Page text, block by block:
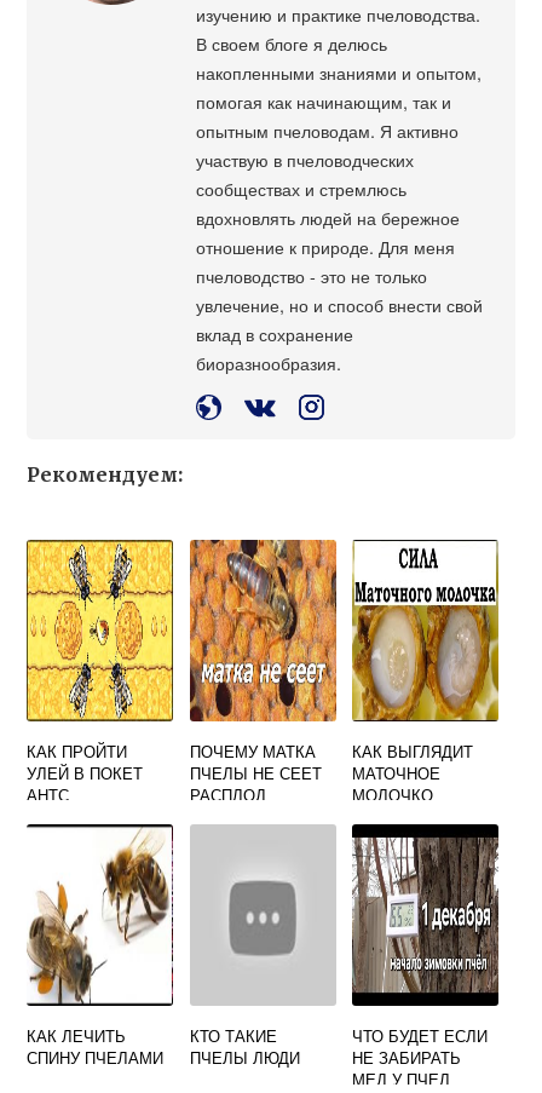
изучению и практике пчеловодства.
В своем блоге я делюсь
накопленными знаниями и опытом,
помогая как начинающим, так и
опытным пчеловодам. Я активно
участвую в пчеловодческих
сообществах и стремлюсь
вдохновлять людей на бережное
отношение к природе. Для меня
пчеловодство - это не только
увлечение, но и способ внести свой
вклад в сохранение
биоразнообразия.
Рекомендуем:
КАК ПРОЙТИ
УЛЕЙ В ПОКЕТ
АНТС
ПОЧЕМУ МАТКА
ПЧЕЛЫ НЕ СЕЕТ
РАСПЛОД
КАК ВЫГЛЯДИТ
МАТОЧНОЕ
МОЛОЧКО
КАК ЛЕЧИТЬ
СПИНУ ПЧЕЛАМИ
КТО ТАКИЕ
ПЧЕЛЫ ЛЮДИ
ЧТО БУДЕТ ЕСЛИ
НЕ ЗАБИРАТЬ
МЕД У ПЧЕЛ